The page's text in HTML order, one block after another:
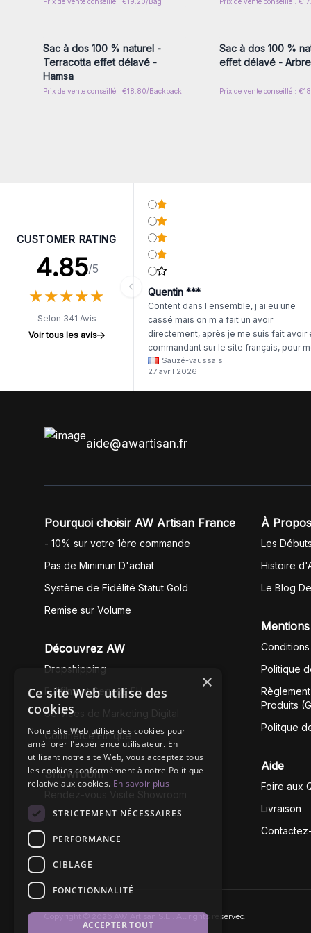
Connectez-vous ou inscrivez-
Sac à dos 100 % naturel -
Terracotta effet délavé -
Hamsa
Prix de vente conseillé : €18.80/Backpack
Connectez-vous ou
Sac à dos 100 %
effet délavé -
Prix de vente conseillé :
CUSTOMER RATING
4.85/5
★★★★★
★★★★★
Selon 341 Avis
Voir tous les avis
Quentin ***
Content dans l ensemble, j ai eu une
cassé mais on m a fait un avoir
directement, après je me suis fait avoir
commandant sur le site français, pour
il était évident que les produits était de la
même langue mais raté tout est en
anglais.
Sauzé-vaussais
27 avril 2026
aide@awartisan.fr
Pourquoi choisir AW Artisan France
- 10% sur votre 1ère commande
Pas de Minimun D'achat
Système de Fidélité Statut Gold
Remise sur Volume
Découvrez AW
Dropshipping
Fullfilment Service EU
Services de Marketing Digital
Commerce Éthique
Showroom
À
Les
Histoire
Le Blog
Politique
Produits
Politque
Aide
Foire aux
Livraison
Copyright © 2026 AW Artisan S.L,. All rights reserved.
×
Ce site Web utilise des
cookies
Notre site Web utilise des cookies pour
améliorer l'expérience utilisateur. En
utilisant notre site Web, vous acceptez tous
les cookies conformément à notre Politique
relative aux cookies. En savoir plus
STRICTEMENT NÉCESSAIRES
PERFORMANCE
CIBLAGE
FONCTIONNALITÉ
ACCEPTER TOUT